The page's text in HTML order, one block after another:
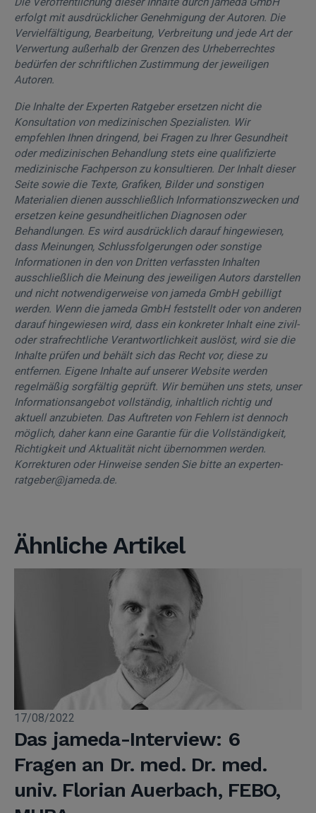
erfolgt mit ausdrücklicher Genehmigung der Autoren. Die
Vervielfältigung, Bearbeitung, Verbreitung und jede Art der
Verwertung außerhalb der Grenzen des Urheberrechtes
bedürfen der schriftlichen Zustimmung der jeweiligen
Autoren.
Die Inhalte der Experten Ratgeber ersetzen nicht die
Konsultation von medizinischen Spezialisten. Wir
empfehlen Ihnen dringend, bei Fragen zu Ihrer Gesundheit
oder medizinischen Behandlung stets eine qualifizierte
medizinische Fachperson zu konsultieren. Der Inhalt dieser
Seite sowie die Texte, Grafiken, Bilder und sonstigen
Materialien dienen ausschließlich Informationszwecken und
ersetzen keine gesundheitlichen Diagnosen oder
Behandlungen. Es wird ausdrücklich darauf hingewiesen,
dass Meinungen, Schlussfolgerungen oder sonstige
Informationen in den von Dritten verfassten Inhalten
ausschließlich die Meinung des jeweiligen Autors darstellen
und nicht notwendigerweise von jameda GmbH gebilligt
werden. Wenn die jameda GmbH feststellt oder von anderen
darauf hingewiesen wird, dass ein konkreter Inhalt eine zivil-
oder strafrechtliche Verantwortlichkeit auslöst, wird sie die
Inhalte prüfen und behält sich das Recht vor, diese zu
entfernen. Eigene Inhalte auf unserer Website werden
regelmäßig sorgfältig geprüft. Wir bemühen uns stets, unser
Informationsangebot vollständig, inhaltlich richtig und
aktuell anzubieten. Das Auftreten von Fehlern ist dennoch
möglich, daher kann eine Garantie für die Vollständigkeit,
Richtigkeit und Aktualität nicht übernommen werden.
Korrekturen oder Hinweise senden Sie bitte an experten-
ratgeber@jameda.de.
Ähnliche Artikel
17/08/2022
Das jameda-Interview: 6
Fragen an Dr. med. Dr. med.
univ. Florian Auerbach, FEBO,